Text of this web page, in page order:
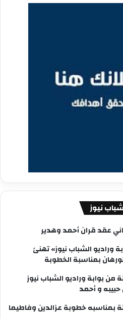
نيوز
عقد قران أحمد وهدير
وراديو الشباب نيوز» تهنئ
بمناسبة الخطوبة
من بوابة وراديو الشباب نيوز
و أحمد
بمناسبه خطوبة عزالدين وفاطيما